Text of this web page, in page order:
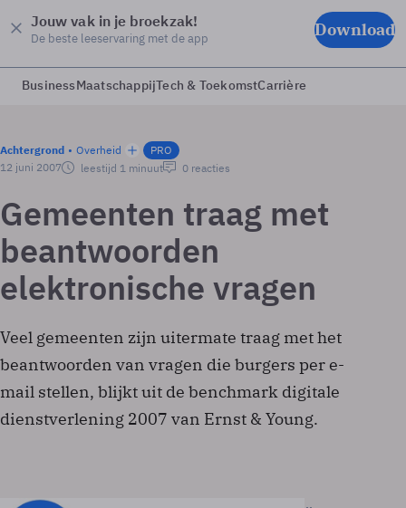
Jouw vak in je broekzak!
De beste leeservaring met de app Download
BusinessMaatschappijTech & ToekomstCarrière
Achtergrond Overheid
PRO
12 juni 2007
leestijd 1 minuut 0 reacties
Gemeenten traag met
beantwoorden
elektronische vragen
Veel gemeenten zijn uitermate traag met het
beantwoorden van vragen die burgers per e-
mail stellen, blijkt uit de benchmark digitale
dienstverlening 2007 van Ernst & Young.